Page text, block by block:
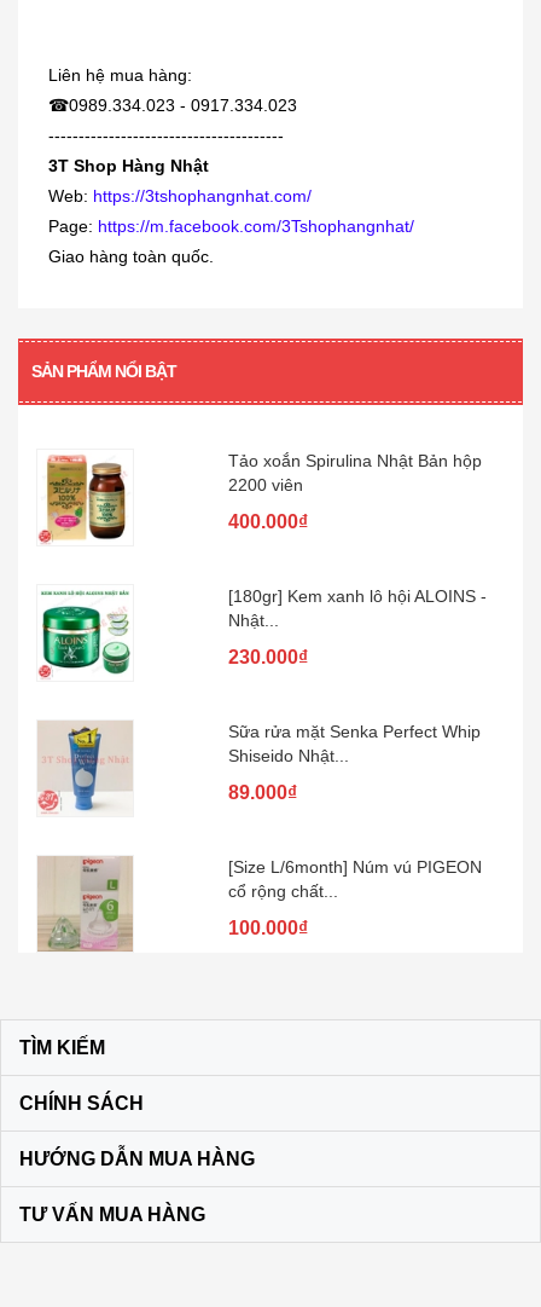
Liên hệ mua hàng:
☎0989.334.023 - 0917.334.023
---------------------------------------
3T Shop Hàng Nhật
Web: https://3tshophangnhat.com/
Page: https://m.facebook.com/3Tshophangnhat/
Giao hàng toàn quốc.
SẢN PHẨM NỔI BẬT
380.000₫
Siro viêm - sổ mũi Muhi 120ml
160.000₫
360...
Tảo xoắn Spirulina Nhật Bản hộp
2200 viên
400.000₫
[180gr] Kem xanh lô hội ALOINS -
Nhật...
230.000₫
Sữa rửa mặt Senka Perfect Whip
Shiseido Nhật...
89.000₫
[Size L/6month] Núm vú PIGEON
cổ rộng chất...
100.000₫
Nhật Bản
Son dưỡng môi DHC KHÔNG MÀU
màu vàng
TÌM KIẾM
CHÍNH SÁCH
HƯỚNG DẪN MUA HÀNG
TƯ VẤN MUA HÀNG